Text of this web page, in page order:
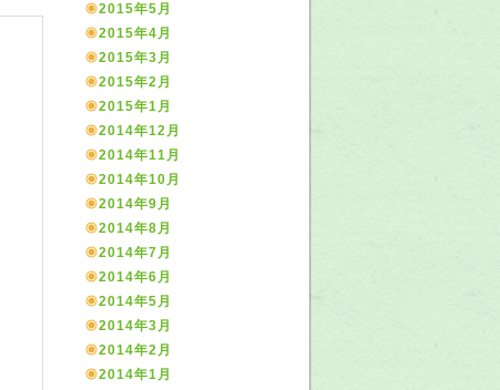
2015年5月
2015年4月
2015年3月
2015年2月
2015年1月
2014年12月
2014年11月
2014年10月
2014年9月
2014年8月
2014年7月
2014年6月
2014年5月
2014年3月
2014年2月
2014年1月